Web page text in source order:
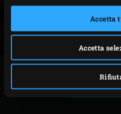
Accetta
Accetta